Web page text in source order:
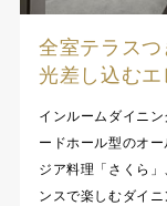
全室テラスつ
光差し込む
インルームダイニ
ードホール型のオ
ジア料理「さくら
ンスで楽しむダイ